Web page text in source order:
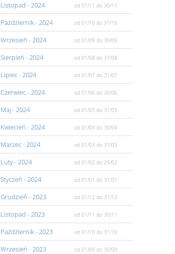
Listopad - 2024 od 01/11 do 30/11
Pażdziernik- 2024 od 01/10 do 31/10
Wrzesień - 2024 od 01/09 do 30/09
Sierpień - 2024 od 01/08 do 31/08
Lipiec- 2024 od 01/07 do 31/07
Czerwiec- 2024 od 01/06 do 30/06
Maj - 2024 od 01/05 do 31/05
Kwiecień - 2024 od 01/04 do 30/04
Marzec- 2024 od 01/03 do 31/03
Luty- 2024 od 01/02 do 29/02
Styczeń - 2024 od 01/01 do 31/01
Grudzień - 2023 od 01/12 do 31/12
Listopad - 2023 od 01/11 do 30/11
Pażdziernik- 2023 od 01/10 do 31/10
Wrzesień - 2023 od 01/09 do 30/09